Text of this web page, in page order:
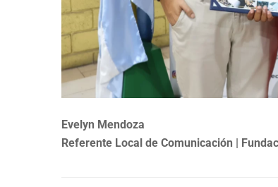
Evelyn Mendoza
Referente Local de Comunicación |